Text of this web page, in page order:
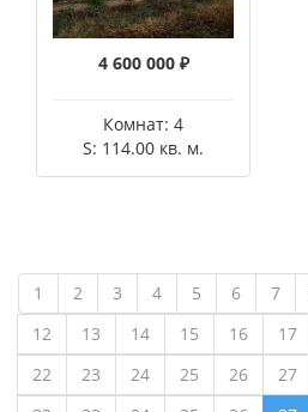
4 600 000 ₽
Комнат: 4
S: 114.00 кв. м.
1 2 3 4 5 6 7
12
13 14 15 16 17
22
23 24 25 26 27